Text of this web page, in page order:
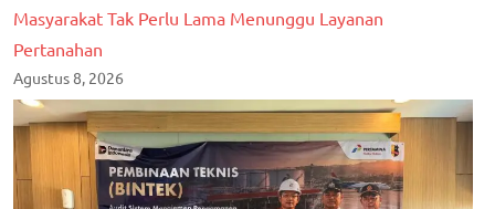
Masyarakat Tak Perlu Lama Menunggu Layanan
Pertanahan
Agustus 8, 2026